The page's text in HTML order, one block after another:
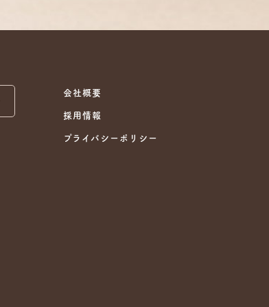
会社概要
採用情報
プライバシーポリシー